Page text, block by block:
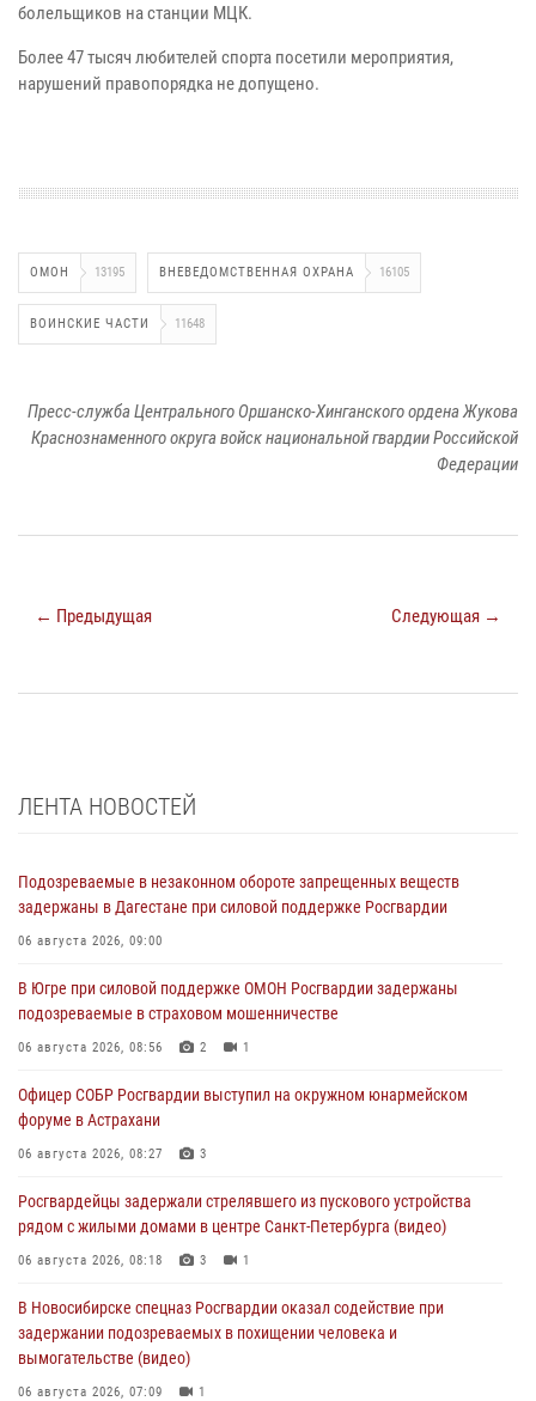
болельщиков на станции МЦК.
Более 47 тысяч любителей спорта посетили мероприятия,
нарушений правопорядка не допущено.
ОМОН 13195 ВНЕВЕДОМСТВЕННАЯ ОХРАНА 16105
ВОИНСКИЕ ЧАСТИ 11648
Пресс-служба Центрального Оршанско-Хинганского ордена Жукова
Краснознаменного округа войск национальной гвардии Российской
Федерации
← Предыдущая Следующая →
ЛЕНТА НОВОСТЕЙ
Подозреваемые в незаконном обороте запрещенных веществ
задержаны в Дагестане при силовой поддержке Росгвардии
06 августа 2026, 09:00
В Югре при силовой поддержке ОМОН Росгвардии задержаны
подозреваемые в страховом мошенничестве
06 августа 2026, 08:56 2 1
Офицер СОБР Росгвардии выступил на окружном юнармейском
форуме в Астрахани
06 августа 2026, 08:27 3
Росгвардейцы задержали стрелявшего из пускового устройства
рядом с жилыми домами в центре Санкт-Петербурга (видео)
06 августа 2026, 08:18 3 1
В Новосибирске спецназ Росгвардии оказал содействие при
задержании подозреваемых в похищении человека и
вымогательстве (видео)
06 августа 2026, 07:09 1